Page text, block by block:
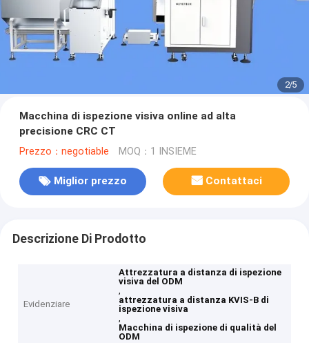
2/5
Macchina di ispezione visiva online ad alta
precisione CRC CT
Prezzo：negotiable MOQ：1 INSIEME
Miglior prezzo Contattaci
Descrizione Di Prodotto
Evidenziare
Attrezzatura a distanza di ispezione
visiva del ODM
,
attrezzatura a distanza KVIS-B di
ispezione visiva
,
Macchina di ispezione di qualità del
ODM